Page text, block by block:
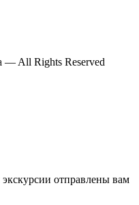
— All Rights Reserved
отправлены вам